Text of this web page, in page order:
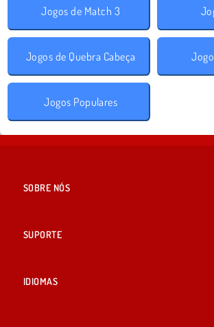
Jogos de Match 3
Jogos de Quebra Cabeça
Jogos Populares
SOBRE NÓS
SUPORTE
IDIOMAS